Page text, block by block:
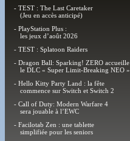
- TEST : The Last Caretaker
(Jeu en accès anticipé)
- PlayStation Plus :
les jeux d’août 2026
- TEST : Splatoon Raiders
- Dragon Ball: Sparking! ZERO accueille
le DLC « Super Limit-Breaking NEO »
- Hello Kitty Party Land : la fête
commence sur Switch et Switch 2
- Call of Duty: Modern Warfare 4
sera jouable à l’EWC
- Facilotab Zen : une tablette
simplifiée pour les seniors